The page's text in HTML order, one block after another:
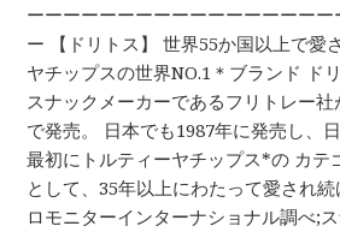
ーーーーーーーーーーーーーーーー
ー 【ドリトス】 世界55か国以上で愛
ヤチップスの世界NO.1＊ブランド​ ド
スナックメーカーであるフリトレー社
で発売。​ 日本でも1987年に発売し、
最初にトルティーヤチップス*の​ カテ
として、35年以上にわたって愛され
ロモニターインターナショナル調べ;